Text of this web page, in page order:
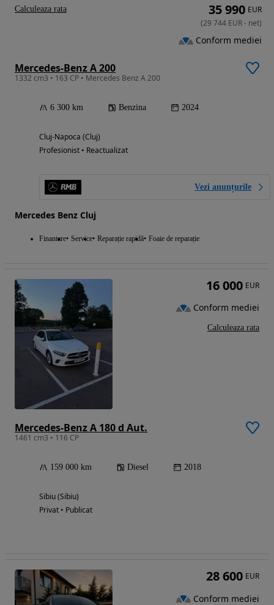
Mercedes-Benz A 200
1332 cm3 • 163 CP • Mercedes Benz A 200
6 300 km Benzina 2024
Cluj-Napoca (Cluj)
Profesionist • Reactualizat
Vezi anunțurile
Mercedes Benz Cluj
Finantare Service Reparație rapidă Foaie de reparație
35 990 EUR
(29 744 EUR- net)
Conform mediei
Calculeaza rata
Mercedes-Benz A 180 d Aut.
1461 cm3 • 116 CP
159 000 km Diesel 2018
Sibiu (Sibiu)
Privat • Publicat
16 000 EUR
Conform mediei
Calculeaza rata
28 600 EUR
Conform mediei